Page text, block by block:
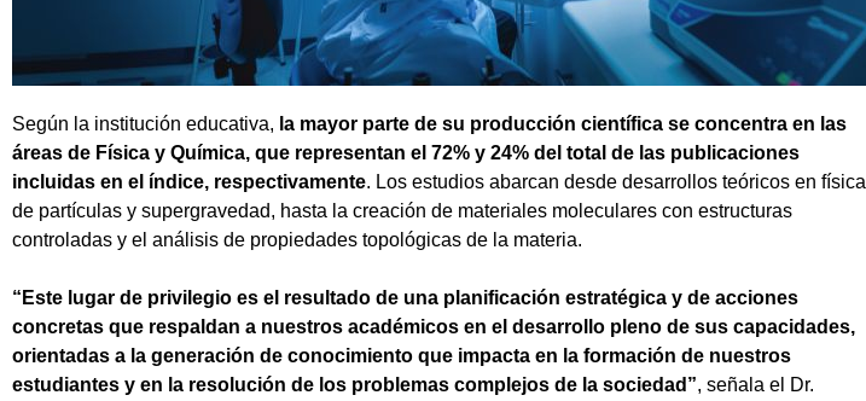
Según la institución educativa, la mayor parte de su producción científica se concentra en las
áreas de Física y Química, que representan el 72% y 24% del total de las publicaciones
incluidas en el índice, respectivamente. Los estudios abarcan desde desarrollos teóricos en física
de partículas y supergravedad, hasta la creación de materiales moleculares con estructuras
controladas y el análisis de propiedades topológicas de la materia.
“Este lugar de privilegio es el resultado de una planificación estratégica y de acciones
concretas que respaldan a nuestros académicos en el desarrollo pleno de sus capacidades,
orientadas a la generación de conocimiento que impacta en la formación de nuestros
estudiantes y en la resolución de los problemas complejos de la sociedad”, señala el Dr.